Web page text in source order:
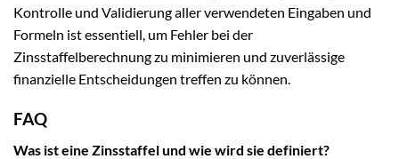
Kontrolle und Validierung aller verwendeten Eingaben und
Formeln ist essentiell, um Fehler bei der
Zinsstaffelberechnung zu minimieren und zuverlässige
finanzielle Entscheidungen treffen zu können.
FAQ
Was ist eine Zinsstaffel und wie wird sie definiert?